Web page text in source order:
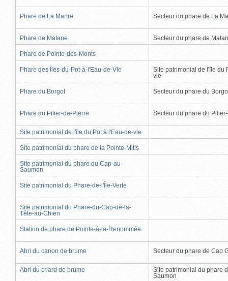
Phare de La Martre Secteur du phare de La
Phare de Matane Secteur du phare de
Phare de Pointe-des-Monts
Phare des Îles-du-Pot-à-l'Eau-de-Vie
Site patrimonial de l'île du
vie
Phare du Borgot Secteur du phare du
Phare du Pilier-de-Pierre Secteur du phare du
Site patrimonial de l'île du Pot à l'Eau-de-vie
Site patrimonial du phare de la Pointe-Mitis
Site patrimonial du phare du Cap-au-
Saumon
Site patrimonial du Phare-de-l'Île-Verte
Site patrimonial du Phare-du-Cap-de-la-
Tête-au-Chien
Station de phare de Pointe-à-la-Renommée
Abri du canon de brume Secteur du phare de Cap
Abri du criard de brume
Site patrimonial du phare
Saumon